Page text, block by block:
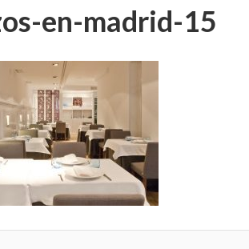
en-madrid-15